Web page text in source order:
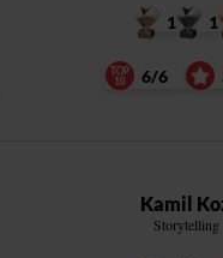
1 1
6/6
Kamil
Storytelling